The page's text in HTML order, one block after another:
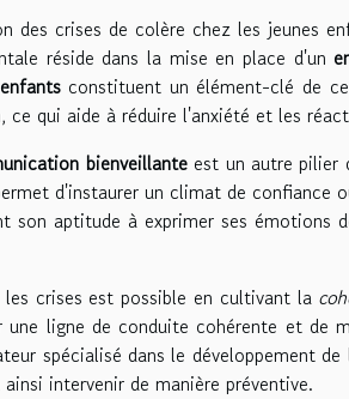
des crises de colère chez les jeunes
réside dans la mise en place d'un
constituent un élément-clé de
ce qui aide à réduire l'anxiété et les
bienveillanteest un autre pilier
d'instaurer un climat de confiance
son aptitude à exprimer ses émotions
crises est possible en cultivant la
une ligne de conduite cohérente et de
spécialisé dans le développement
intervenir de manière préventive.